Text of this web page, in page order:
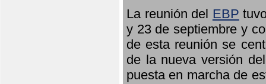
La reunión del EBP
y 23 de septiembre y
de esta reunión se
de la nueva versión
puesta en marcha de